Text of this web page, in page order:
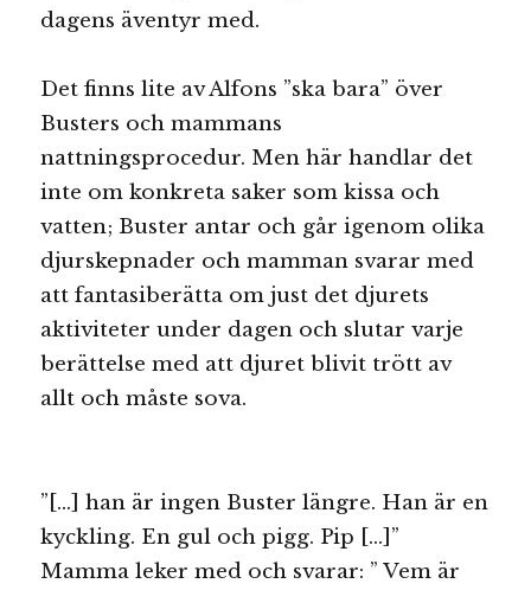
dagens äventyr med.
Det finns lite av Alfons ”ska bara” över
Busters och mammans
nattningsprocedur. Men här handlar det
inte om konkreta saker som kissa och
vatten; Buster antar och går igenom olika
djurskepnader och mamman svarar med
att fantasiberätta om just det djurets
aktiviteter under dagen och slutar varje
berättelse med att djuret blivit trött av
allt och måste sova.
”[…] han är ingen Buster längre. Han är en
kyckling. En gul och pigg. Pip […]”
Mamma leker med och svarar: ” Vem är